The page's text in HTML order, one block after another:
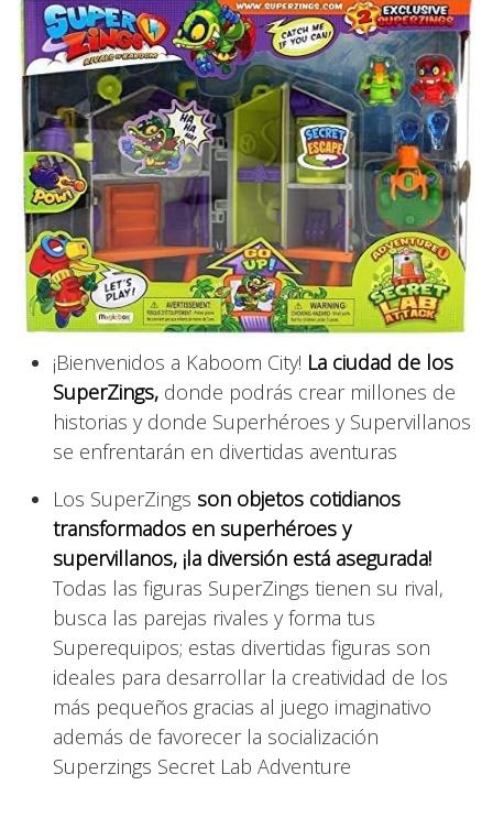
¡Bienvenidos a Kaboom City! La ciudad de los
SuperZings, donde podrás crear millones de
historias y donde Superhéroes y Supervillanos
se enfrentarán en divertidas aventuras
Los SuperZings son objetos cotidianos
transformados en superhéroes y
supervillanos, ¡la diversión está asegurada!
Todas las figuras SuperZings tienen su rival,
busca las parejas rivales y forma tus
Superequipos; estas divertidas figuras son
ideales para desarrollar la creatividad de los
más pequeños gracias al juego imaginativo
además de favorecer la socialización
Superzings Secret Lab Adventure